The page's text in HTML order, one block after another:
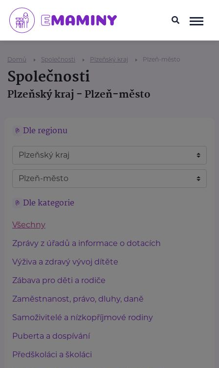
Domů Společnosti Plzeňský kraj Plzeň-město
Společnosti
Plzeňský kraj - Plzeň-město
Dle regionu
Dle kategorie
Všechny
Zprávy z úřadů a informace o dotacích
Výživa a zdravý vývoj dítěte
Zábava pro děti a rodiče
Zaměstnanost, právo, dluhy, daně
Samoživitelé a nízkopříjmové rodiny
Puberta a dospívání
Předškoláci a školáci